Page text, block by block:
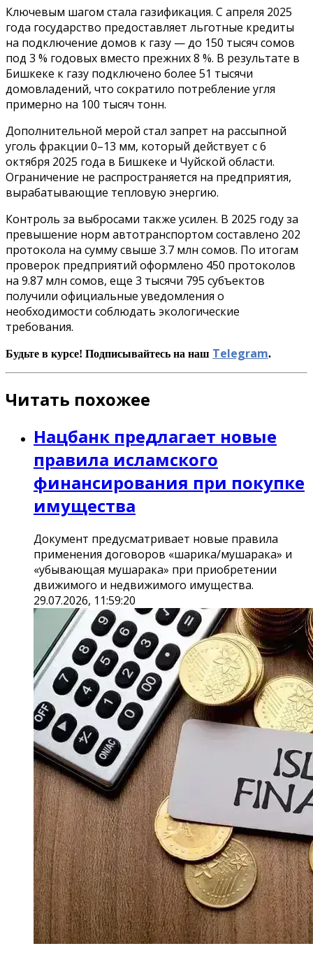
Ключевым шагом стала газификация. С апреля 2025
года государство предоставляет льготные кредиты
на подключение домов к газу — до 150 тысяч сомов
под 3 % годовых вместо прежних 8 %. В результате в
Бишкеке к газу подключено более 51 тысячи
домовладений, что сократило потребление угля
примерно на 100 тысяч тонн.
Дополнительной мерой стал запрет на рассыпной
уголь фракции 0–13 мм, который действует с 6
октября 2025 года в Бишкеке и Чуйской области.
Ограничение не распространяется на предприятия,
вырабатывающие тепловую энергию.
Контроль за выбросами также усилен. В 2025 году за
превышение норм автотранспортом составлено 202
протокола на сумму свыше 3.7 млн сомов. По итогам
проверок предприятий оформлено 450 протоколов
на 9.87 млн сомов, еще 3 тысячи 795 субъектов
получили официальные уведомления о
необходимости соблюдать экологические
требования.
Будьте в курсе! Подписывайтесь на наш Telegram.
Читать похожее
Нацбанк предлагает новые
правила исламского
финансирования при покупке
имущества
Документ предусматривает новые правила
применения договоров «шарика/мушарака» и
«убывающая мушарака» при приобретении
движимого и недвижимого имущества.
29.07.2026, 11:59:20